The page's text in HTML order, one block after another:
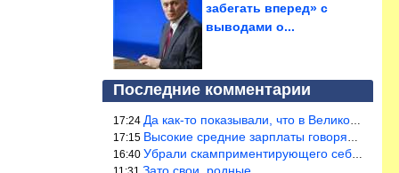
забегать вперед» с
выводами о...
Последние комментарии
17:24 Да как-то показывали, что в Великобритании вообще корм для живот
17:15 Высокие средние зарплаты говорят о заоблачных зарплатах определё
16:40 Убрали скамприментирующего себя марианетку, кто будет следующим…